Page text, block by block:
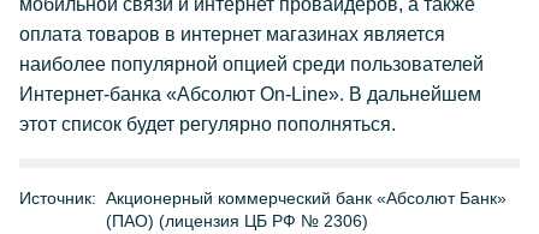
мобильной связи и интернет провайдеров, а также
оплата товаров в интернет магазинах является
наиболее популярной опцией среди пользователей
Интернет-банка «Абсолют On-Line». В дальнейшем
этот список будет регулярно пополняться.
Источник: Акционерный коммерческий банк «Абсолют Банк»
(ПАО) (лицензия ЦБ РФ № 2306)